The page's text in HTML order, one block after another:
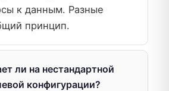
к данным. Разные
принцип.
ли на нестандартной
конфигурации?